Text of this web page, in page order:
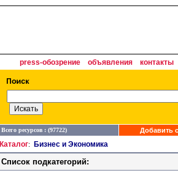
press-обозрение объявления контакты
Всего ресурсов : (97722) Добавить
Каталог: Бизнес и Экономика
Список подкатегорий: